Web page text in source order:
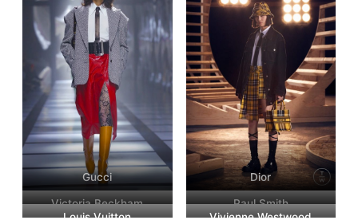
Gucci Dior
Victoria Beckham
Paul Smith
Louis Vuitton
Vivienne Westwood